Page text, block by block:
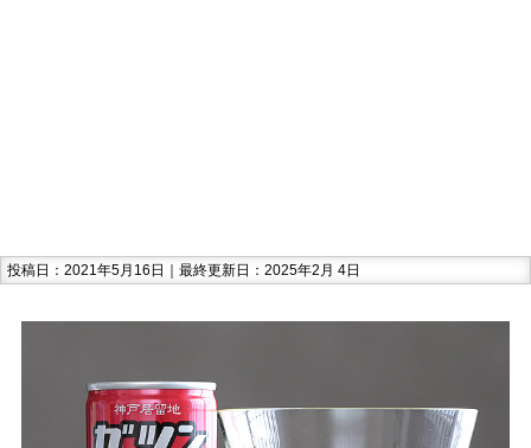
投稿日：2021年5月16日｜最終更新日：2025年2月 4日